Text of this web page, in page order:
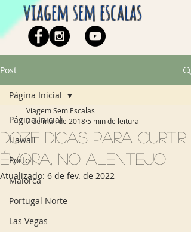
viagem sem escalas
Post
Página Inicial
Hawaii
Porto
Maiorca
Portugal Norte
Las Vegas
Página Inicial
Doze dicas para curtir
Évora, no Alentejo
Viagem Sem Escalas
7 de mai. de 2018 5 min de leitura
Atualizado: 6 de fev. de 2022